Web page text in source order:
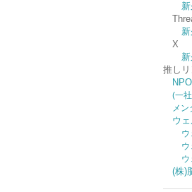
X
推しリ
(一
メ
ウ
ウ
ウ
ウ
(株)